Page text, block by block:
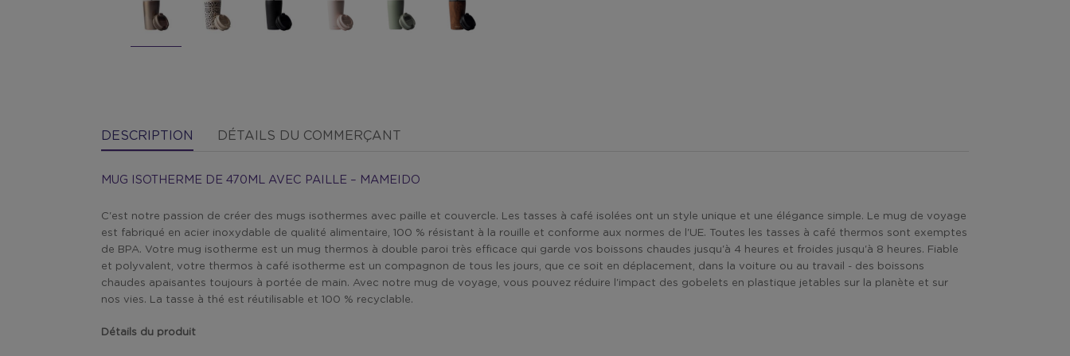
DESCRIPTION DÉTAILS DU COMMERÇANT
MUG ISOTHERME DE 470ML AVEC PAILLE – MAMEIDO
C'est notre passion de créer des mugs isothermes avec paille et couvercle. Les tasses à café isolées ont un style unique et une élégance simple. Le mug de voyage
est fabriqué en acier inoxydable de qualité alimentaire, 100 % résistant à la rouille et conforme aux normes de l'UE. Toutes les tasses à café thermos sont exemptes
de BPA. Votre mug isotherme est un mug thermos à double paroi très efficace qui garde vos boissons chaudes jusqu'à 4 heures et froides jusqu'à 8 heures. Fiable
et polyvalent, votre thermos à café isotherme est un compagnon de tous les jours, que ce soit en déplacement, dans la voiture ou au travail - des boissons
chaudes apaisantes toujours à portée de main. Avec notre mug de voyage, vous pouvez réduire l'impact des gobelets en plastique jetables sur la planète et sur
nos vies. La tasse à thé est réutilisable et 100 % recyclable.
Détails du produit